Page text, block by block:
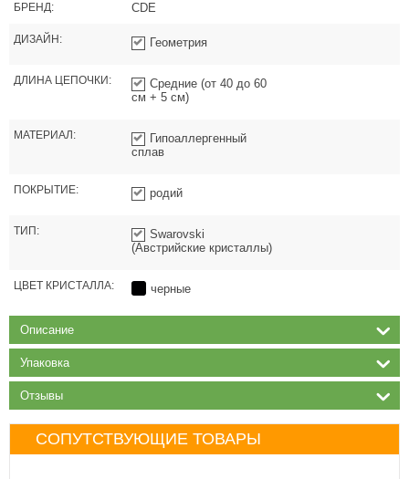
БРЕНД: CDE
ДИЗАЙН: Геометрия
ДЛИНА ЦЕПОЧКИ:
Средние (от 40 до 60
см + 5 см)
МАТЕРИАЛ:
Гипоаллергенный
сплав
ПОКРЫТИЕ: родий
ТИП:
Swarovski
(Австрийские кристаллы)
ЦВЕТ КРИСТАЛЛА: черные
Описание
Упаковка
Отзывы
СОПУТСТВУЮЩИЕ ТОВАРЫ